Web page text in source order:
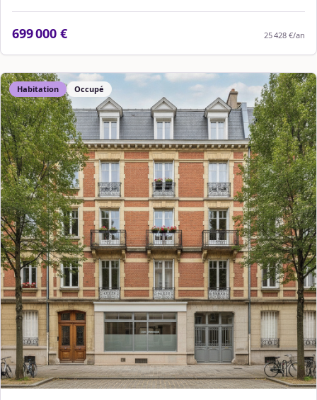
699 000 € 25 428 €/an
Habitation Occupé